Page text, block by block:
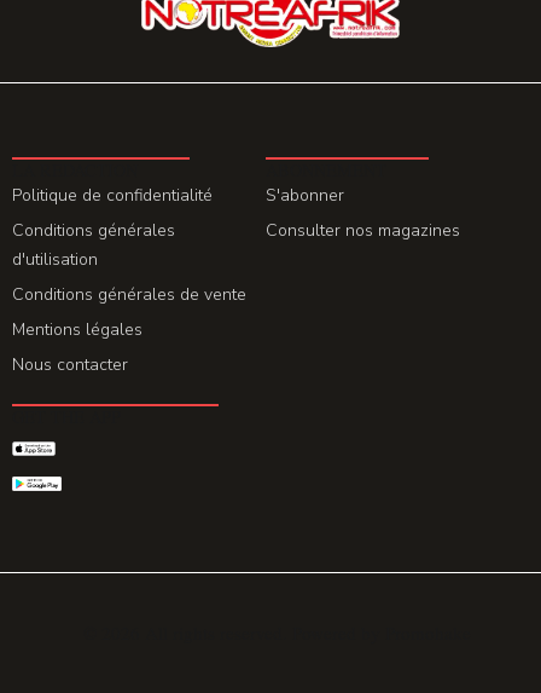
Politique de confidentialité
Conditions générales
d'utilisation
Conditions générales de vente
Mentions légales
Nous contacter
S'abonner
Consulter nos magazines